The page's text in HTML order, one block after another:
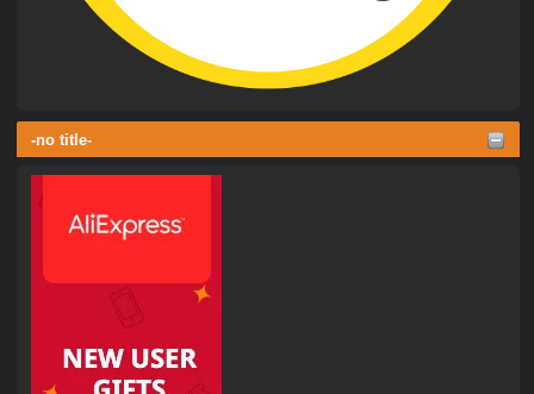
-no title-